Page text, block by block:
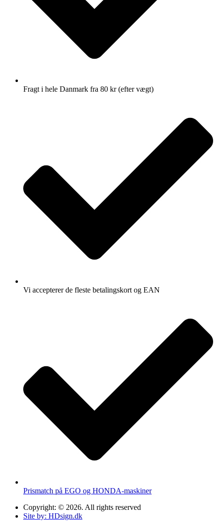
Fragt i hele Danmark fra 80 kr (efter vægt)
Vi accepterer de fleste betalingskort og EAN
Prismatch på EGO og HONDA-maskiner
Copyright: © 2026. All rights reserved
Site by: HDsign.dk